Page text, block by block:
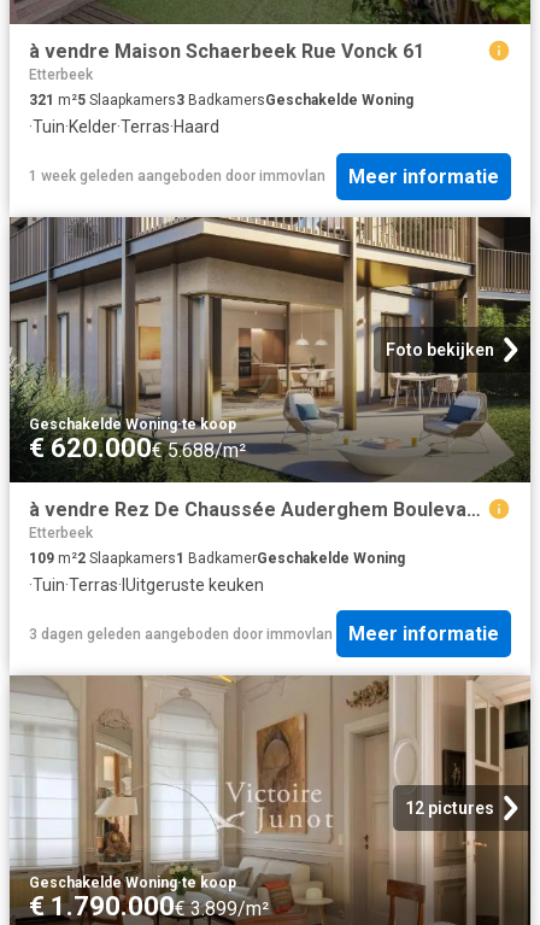
à vendre Maison Schaerbeek Rue Vonck 61
Etterbeek
321 m²5 Slaapkamers3 BadkamersGeschakelde Woning
·Tuin·Kelder·Terras·Haard
1 week geleden aangeboden door immovlan Meer informatie
Foto bekijken
Geschakelde Woning·te koop
€ 620.000€ 5.688/m²
à vendre Rez De Chaussée Auderghem Boulevard du Souverain
Etterbeek
109 m²2 Slaapkamers1 BadkamerGeschakelde Woning
·Tuin·Terras· IUitgeruste keuken
3 dagen geleden aangeboden door immovlan Meer informatie
12 pictures
Geschakelde Woning·te koop
€ 1.790.000€ 3.899/m²